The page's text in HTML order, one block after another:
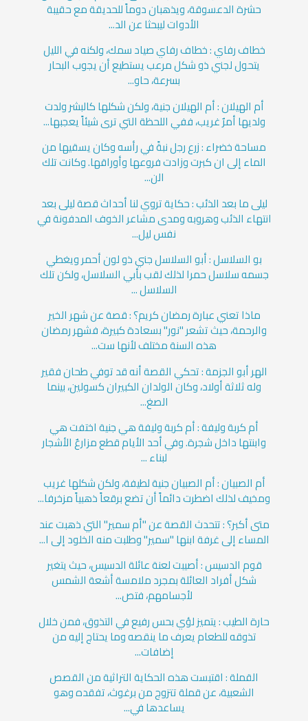
حشرة الدعسوقة، ويذهبان دوماً للحديقة مع حقيبة
الأدوات ليبحثا عن الد...
خطاف رفاي : خطاف رفاي صياد سمك، ولكنه في الليل
يتحول لجني ذو شكل مرعب يستطيع أن يجوب البحار
بسرعة، حاو...
أم الهيلان : أم الهيلان جنية، ولكن شكلها كالبشر ولدت
ولديها أمرٌ غريب، ففي اللحظة التي ترى شيئاً يعجبها...
مساحة خضراء : زرع رجل نبةً في رأسه وكان يسقيها من
الماء إلى ان كبرت وزادت فروعها وأوراقها. وكانت تلك
الن...
ليلى ما بعد الذئب : حكاية تروي لنا أحداث قصة ليلى بعد
انتهاء الذئب وهروبه ومدى مشاعر الخوف المدفونة في
نفس ليل...
بو السلاسل : أبو السلاسل جني ذو لون أحمر ويغطي
جسمه سلاسل حمرا لذلك لقب بأبي السلاسل، ولكن تلك
السلاسل ...
ماذا تعني عبارة رمضان كريم؟ : قصة عن شهر الخير
والرحمة، حيث تشعر "نور" بسعادة كبيرة، فشهر رمضان
هذه السنة مختلف لأنها ست...
الهر أبو الجزمة : تحكي القصة أنه قد توفي طحان فقير
وله ثلاثة أولاد، وكان الولدان الكبيران كسولين، بينما
الصغ...
أم كربة وليفة : أم كربة وليفة هي جنية اختفت هي
وابنتها داخل شجرة. وفي أحد الأيام قطع مزارعٌ الأشجار
لبناء ...
أم الصبيان : أم الصبيان جنية لطيفة، ولكن شكلها غريب
ومخيف لذلك اضطرت دائماً أن تضع برقعاً ذهبياً مزخرفا...
متى أكبر؟ : تتحدث القصة عن "أم سمير" التي ذهبت عند
المساء إلى غرفة ابنها "سمير" وطلبت منه الخلود إلى ا...
قوم الدسيس : أصيبت لعنة عائلة الدسيس، حيث يتغير
شكل أفراد العائلة بمجرد ملامسة أشعة الشمس
لأجسامهم، فتص...
حارة الطيب : يتميز لؤي بحس رفيع في التذوق، فمن خلال
تذوقه للطعام يعرف ما ينقصه وما يحتاج إليه من
إضافات...
القملة : اقتبست هذه الحكاية التراثية من القصص
الشعبية، عن قملة تتزوج من برغوث، تفقده وهو
يساعدها في...